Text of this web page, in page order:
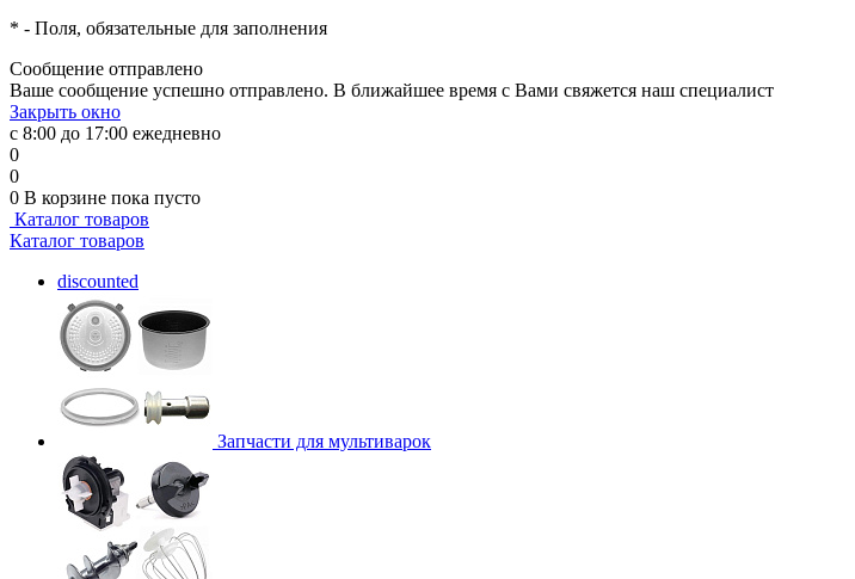
* - Поля, обязательные для заполнения
Сообщение отправлено
Ваше сообщение успешно отправлено. В ближайшее время с Вами свяжется наш специалист
Закрыть окно
с 8:00 до 17:00 ежедневно
0
0
0 В корзине пока пусто
Каталог товаров
Каталог товаров
discounted
Запчасти для мультиварок